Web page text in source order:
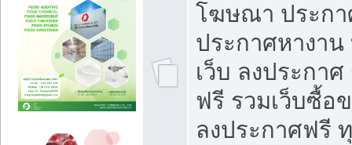
โฆษณา ประกา
ประกาศหางา
เว็บ ลงประกา
ฟรี รวมเว็บซื้อ
ลงประกาศฟรี